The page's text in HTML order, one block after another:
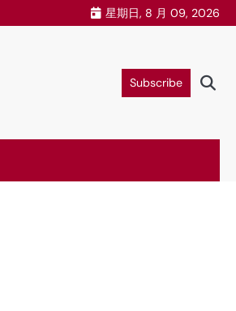
星期日, 8 月 09, 2026
Subscribe